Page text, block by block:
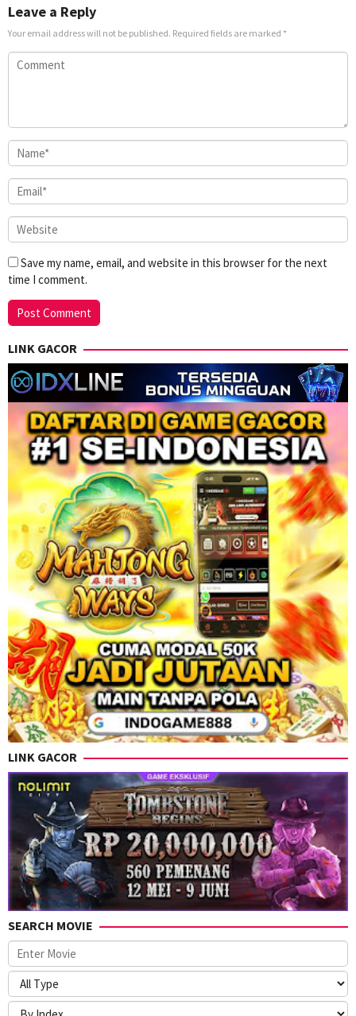
Leave a Reply
Your email address will not be published. Required fields are marked *
Save my name, email, and website in this browser for the next
time I comment.
LINK GACOR
LINK GACOR
SEARCH MOVIE